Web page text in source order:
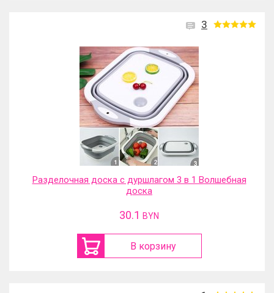
3
Разделочная доска с дуршлагом 3 в 1 Волшебная
доска
30.1 BYN
В корзину